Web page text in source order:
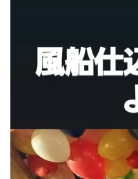
ニ
ン